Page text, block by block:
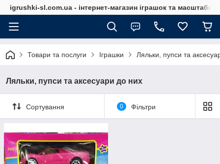
igrushki-sl.com.ua - інтернет-магазин іграшок та
Товари та послуги Іграшки Ляльки, пупси та
Ляльки, пупси та аксесуари до них
Сортування 0 Фільтри